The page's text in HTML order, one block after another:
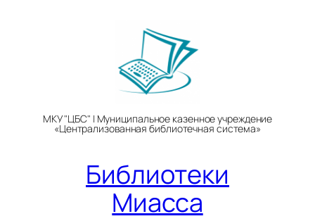
МКУ "ЦБС" | Муниципальное казенное учреждение
«Централизованная библиотечная система»
Библиотеки
Миасса